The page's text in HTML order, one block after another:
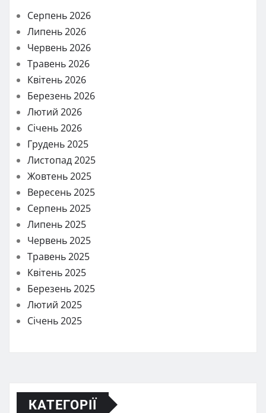
Серпень 2026
Липень 2026
Червень 2026
Травень 2026
Квітень 2026
Березень 2026
Лютий 2026
Січень 2026
Грудень 2025
Листопад 2025
Жовтень 2025
Вересень 2025
Серпень 2025
Липень 2025
Червень 2025
Травень 2025
Квітень 2025
Березень 2025
Лютий 2025
Січень 2025
КАТЕГОРІЇ